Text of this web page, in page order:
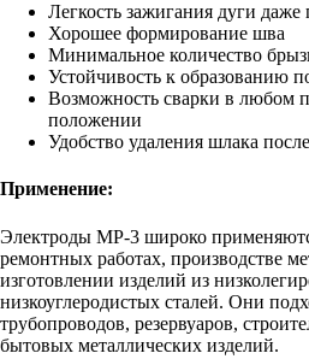
Легкость зажигания дуги
Хорошее формирование шва
Минимальное количество
Устойчивость к образованию
Возможность сварки в любом
положении
Удобство удаления шлака
Применение:
Электроды МР-3 широко
ремонтных работах, производстве
изготовлении изделий из
низкоуглеродистых сталей. Они
трубопроводов, резервуаров,
бытовых металлических изделий.